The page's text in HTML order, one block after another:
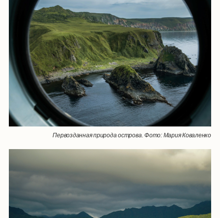
Первозданная природа острова. Фото: Мария Коваленко